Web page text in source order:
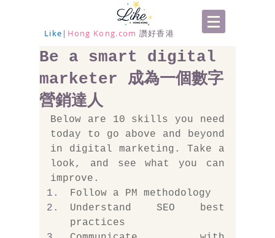
Like | Hong Kong.com 讚好香港
Be a smart digital
marketer 成為一個數字
營銷達人
Below are 10 skills you need
today to go above and beyond
in digital marketing. Take a
look, and see what you can
improve.
Follow a PM methodology
Understand SEO best
practices